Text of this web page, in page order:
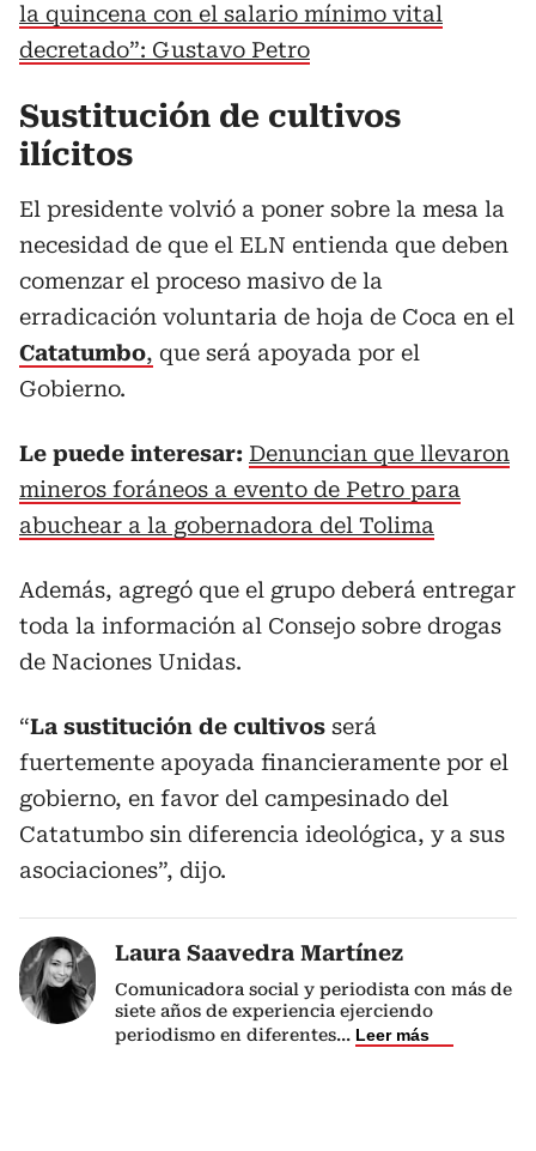
la quincena con el salario mínimo vital
decretado”: Gustavo Petro
Sustitución de cultivos
ilícitos
El presidente volvió a poner sobre la mesa la
necesidad de que el ELN entienda que deben
comenzar el proceso masivo de la
erradicación voluntaria de hoja de Coca en el
Catatumbo, que será apoyada por el
Gobierno.
Le puede interesar: Denuncian que llevaron
mineros foráneos a evento de Petro para
abuchear a la gobernadora del Tolima
Además, agregó que el grupo deberá entregar
toda la información al Consejo sobre drogas
de Naciones Unidas.
“La sustitución de cultivos será
fuertemente apoyada financieramente por el
gobierno, en favor del campesinado del
Catatumbo sin diferencia ideológica, y a sus
asociaciones”, dijo.
Laura Saavedra Martínez
Comunicadora social y periodista con más de
siete años de experiencia ejerciendo
periodismo en diferentes... Leer más